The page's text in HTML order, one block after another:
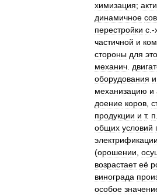
химизация;
динамичное
перестройки с .-
частичной и
стороны для
механич
оборудования и
механизацию и
доение коров
продукции и т. п
общих условий
электрификации
(орошении
возрастает её
винограда
особое